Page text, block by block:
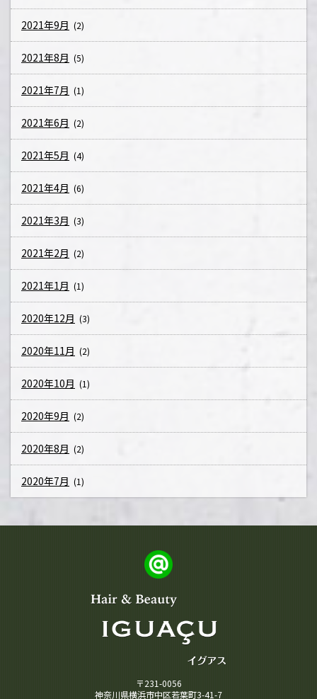
2021年9月 (2)
2021年8月 (5)
2021年7月 (1)
2021年6月 (2)
2021年5月 (4)
2021年4月 (6)
2021年3月 (3)
2021年2月 (2)
2021年1月 (1)
2020年12月 (3)
2020年11月 (2)
2020年10月 (1)
2020年9月 (2)
2020年8月 (2)
2020年7月 (1)
〒231-0056
神奈川県横浜市中区若葉町3-41-7